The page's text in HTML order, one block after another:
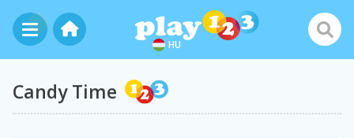
HU
Candy Time